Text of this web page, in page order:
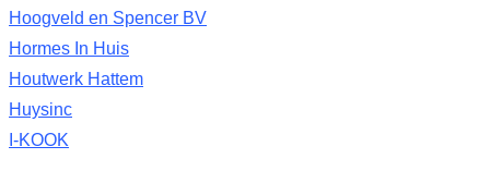
Hoogveld en Spencer BV
Hormes In Huis
Houtwerk Hattem
Huysinc
I-KOOK